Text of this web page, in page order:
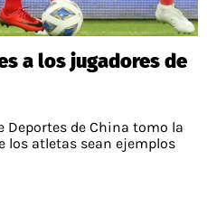
a los jugadores de
Deportes de China tomo la
los atletas sean ejemplos